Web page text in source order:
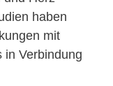
haben
mit
in Verbindung